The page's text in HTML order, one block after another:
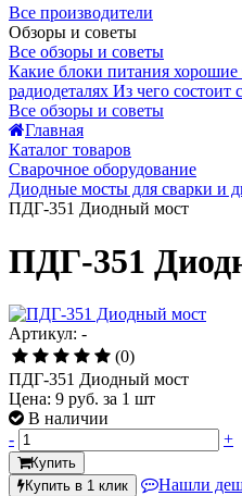
Все производители
Обзоры и советы
Все обзоры и советы
Какие блоки питания хорошие
радиодеталях Из чего состоит
Все обзоры и советы
Главная
Каталог товаров
Сварочное оборудование
Диодные мосты для сварки и
ПДГ-351 Диодный мост
ПДГ-351
Артикул: -
(0)
ПДГ-351 Диодный мост
Цена: 9 руб. за 1 шт
В наличии
-
+
Купить
Купить в 1 клик
Нашли